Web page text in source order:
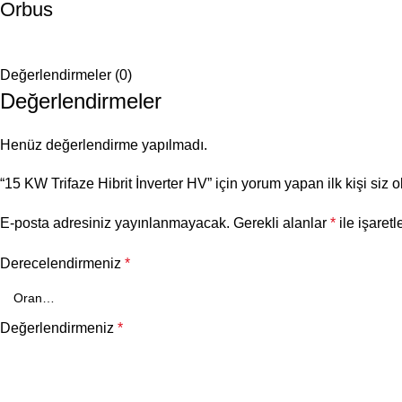
Orbus
Değerlendirmeler (0)
Değerlendirmeler
Henüz değerlendirme yapılmadı.
“15 KW Trifaze Hibrit İnverter HV” için yorum yapan ilk kişi siz
E-posta adresiniz yayınlanmayacak. Gerekli alanlar * ile
Derecelendirmeniz *
Değerlendirmeniz *